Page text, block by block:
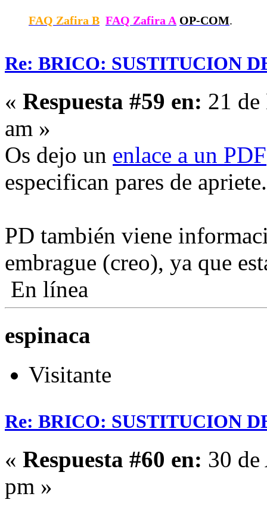
FAQ Zafira B FAQ Zafira A OP-COM.
Re: BRICO: SUSTITUCION
« Respuesta #59 en: 21
am »
Os dejo un enlace a un PDF
especifican pares de apriete.
PD también viene
embrague (creo), ya que
En línea
espinaca
Visitante
Re: BRICO: SUSTITUCION
« Respuesta #60 en: 30
pm »